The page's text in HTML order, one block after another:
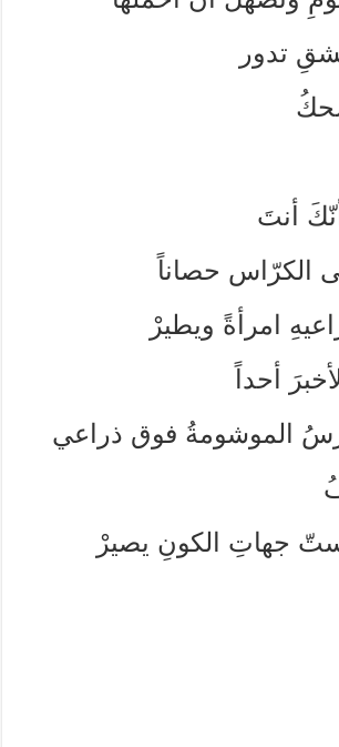
تدور
أنتَ
الكرّاس حصاناً
امرأةً ويطيرْ
أحداً
الموشومةُ فوق ذراعي
جهاتِ الكونِ يصيرْ